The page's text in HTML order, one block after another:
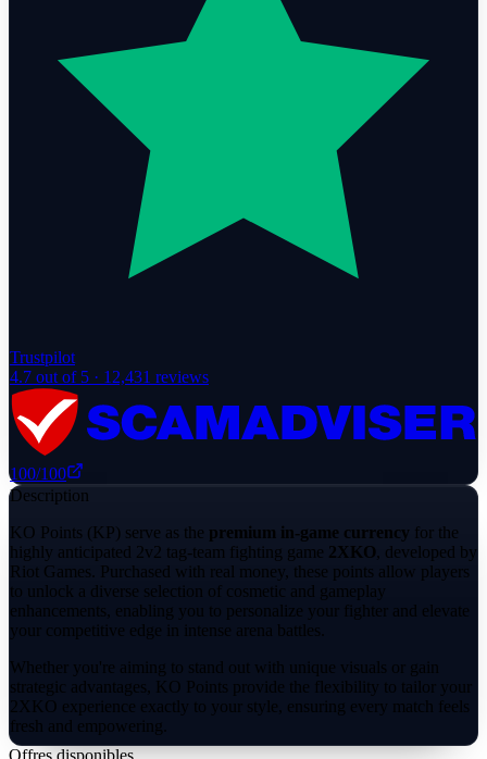
Trustpilot
4.7 out of 5 · 12,431 reviews
100/100
Description
KO Points (KP) serve as the premium in-game currency for the
highly anticipated 2v2 tag-team fighting game 2XKO, developed by
Riot Games. Purchased with real money, these points allow players
to unlock a diverse selection of cosmetic and gameplay
enhancements, enabling you to personalize your fighter and elevate
your competitive edge in intense arena battles.
Whether you're aiming to stand out with unique visuals or gain
strategic advantages, KO Points provide the flexibility to tailor your
2XKO experience exactly to your style, ensuring every match feels
fresh and empowering.